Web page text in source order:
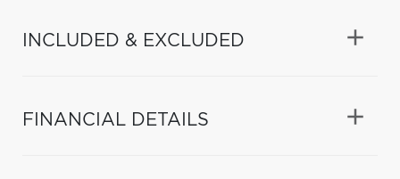
INCLUDED & EXCLUDED
FINANCIAL DETAILS